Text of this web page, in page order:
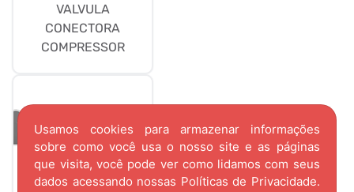
Usamos cookies para armazenar informações
sobre como você usa o nosso site e as páginas
que visita, você pode ver como lidamos com seus
dados acessando nossas Políticas de Privacidade.
VALVULA
CONECTORA
COMPRESSOR